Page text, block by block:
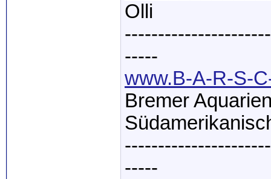
Olli
-----
www.B-A-R-S-
Bremer
-----